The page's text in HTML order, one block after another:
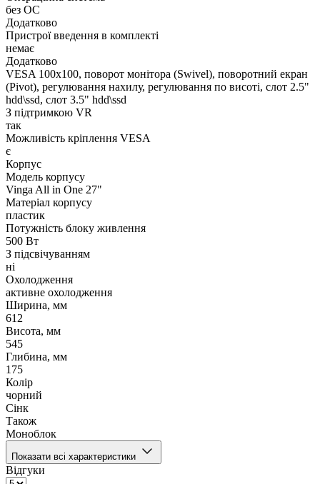
без ОС
Додатково
Пристрої введення в комплекті
немає
Додатково
VESA 100x100, поворот монітора (Swivel), поворотний екран
(Pivot), регулювання нахилу, регулювання по висоті, слот 2.5"
hdd\ssd, слот 3.5" hdd\ssd
З підтримкою VR
так
Можливість кріплення VESA
є
Корпус
Модель корпусу
Vinga All in One 27"
Матеріал корпусу
пластик
Потужність блоку живлення
500 Вт
З підсвічуванням
ні
Охолодження
активне охолодження
Ширина, мм
612
Висота, мм
545
Глибина, мм
175
Колір
чорний
Сінк
Також
Моноблок
Показати всі характеристики
Відгуки